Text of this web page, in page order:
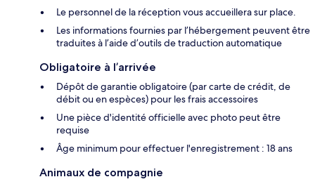
Le personnel de la réception vous accueillera sur place.
Les informations fournies par l’hébergement peuvent être
traduites à l’aide d’outils de traduction automatique
Obligatoire à l’arrivée
Dépôt de garantie obligatoire (par carte de crédit, de
débit ou en espèces) pour les frais accessoires
Une pièce d'identité officielle avec photo peut être
requise
Âge minimum pour effectuer l'enregistrement : 18 ans
Animaux de compagnie